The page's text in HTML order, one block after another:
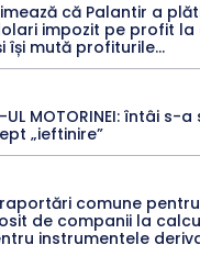
că Palantir a
impozit pe profit la
își mută profiturile...
UL MOTORINEI: întâi
„ieftinire”
raportări comune
de companii la
instrumentele